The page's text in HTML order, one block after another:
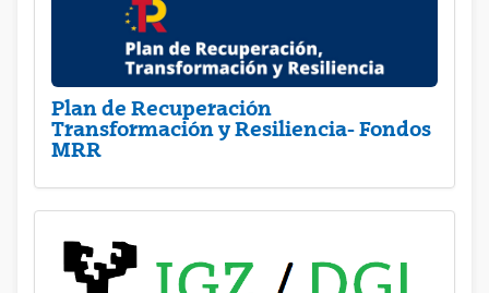
Plan de Recuperación
Transformación y Resiliencia- Fondos
MRR